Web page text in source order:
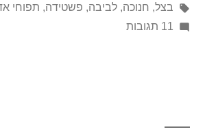
תגיות:
בצל, חנוכה, לביבה, פשטידה, תפוחי
11 תגובות
על